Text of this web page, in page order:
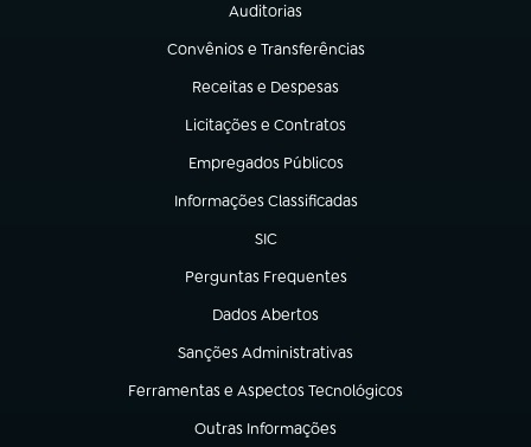
Auditorias
(abre em nova aba)
Convênios e Transferências
(abre em nova aba)
Receitas e Despesas
(abre em nova aba)
Licitações e Contratos
(abre em nova aba)
Empregados Públicos
(abre em nova aba)
Informações Classificadas
(abre em nova aba)
SIC
(abre em nova aba)
Perguntas Frequentes
(abre em nova aba)
Dados Abertos
(abre em nova aba)
Sanções Administrativas
(abre em nova aba)
Ferramentas e Aspectos Tecnológicos
(abre em nova aba)
Outras Informações
(abre em nova aba)